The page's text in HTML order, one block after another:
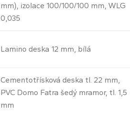
mm), izolace 100/100/100 mm, WLG
0,035
Lamino deska 12 mm, bílá
Cementotřísková deska tl. 22 mm,
PVC Domo Fatra šedý mramor, tl. 1,5
mm